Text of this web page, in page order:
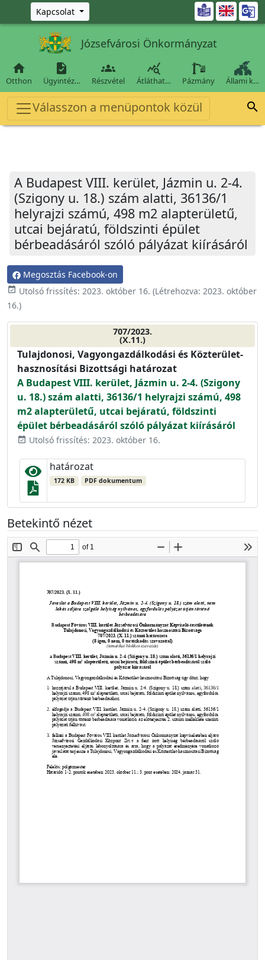
Ugrás a fő tartalomra
Kapcsolat 
Józsefvárosi Önkormányzat

Otthon

Ügyintéz…

Részvétel

Átláthat… Pázmány Állami k…
Válasszon a menüpontok közül 
A Budapest VIII. kerület, Jázmin u. 2-4.
(Szigony u. 18.) szám alatti, 36136/1
helyrajzi számú, 498 m2 alapterületű,
utcai bejáratú, földszinti épület
bérbeadásáról szóló pályázat kiírásáról
Megosztás Facebook-on
event_available Utolsó frissítés: 2023. október 16. (Létrehozva: 2023. október
16.)
707/2023.
(X.11.)
Tulajdonosi, Vagyongazdálkodási és Közterület-
hasznosítási Bizottsági határozat
A Budapest VIII. kerület, Jázmin u. 2-4. (Szigony
u. 18.) szám alatti, 36136/1 helyrajzi számú, 498
m2 alapterületű, utcai bejáratú, földszinti
épület bérbeadásáról szóló pályázat kiírásáról
event_available Utolsó frissítés: 2023. október 16.
határozat
172 KB PDF dokumentum
Betekintő nézet